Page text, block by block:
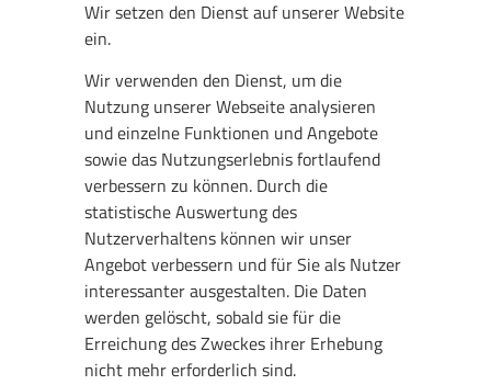
Wir setzen den Dienst auf unserer Website
ein.
Wir verwenden den Dienst, um die
Nutzung unserer Webseite analysieren
und einzelne Funktionen und Angebote
sowie das Nutzungserlebnis fortlaufend
verbessern zu können. Durch die
statistische Auswertung des
Nutzerverhaltens können wir unser
Angebot verbessern und für Sie als Nutzer
interessanter ausgestalten. Die Daten
werden gelöscht, sobald sie für die
Erreichung des Zweckes ihrer Erhebung
nicht mehr erforderlich sind.